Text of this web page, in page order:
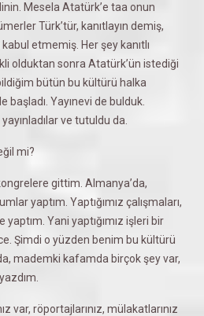
Mesela Atatürk’e taa onun
Türk’tür, kanıtlayın demiş,
etmemiş. Her şey kanıtlı
olduktan sonra Atatürk’ün istediği
bütün bu kültürü halka
Yayınevi de bulduk.
ve tutuldu da.
mi?
gittim. Almanya’da,
yaptım. Yaptığımız çalışmaları,
Yani yaptığımız işleri bir
Şimdi o yüzden benim bu kültürü
mademki kafamda birçok şey var,
var, röportajlarınız, mülakatlarınız